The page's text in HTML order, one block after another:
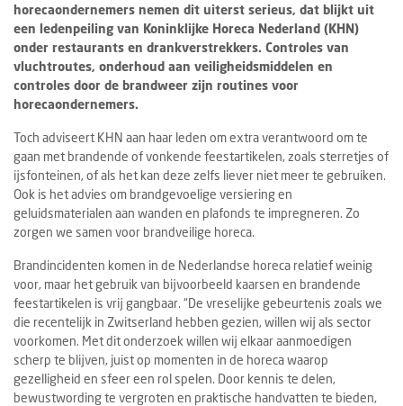
horecaondernemers nemen dit uiterst serieus, dat blijkt uit
een ledenpeiling van Koninklijke Horeca Nederland (KHN)
onder restaurants en drankverstrekkers. Controles van
vluchtroutes, onderhoud aan veiligheidsmiddelen en
controles door de brandweer zijn routines voor
horecaondernemers.
Toch adviseert KHN aan haar leden om extra verantwoord om te
gaan met brandende of vonkende feestartikelen, zoals sterretjes of
ijsfonteinen, of als het kan deze zelfs liever niet meer te gebruiken.
Ook is het advies om brandgevoelige versiering en
geluidsmaterialen aan wanden en plafonds te impregneren. Zo
zorgen we samen voor brandveilige horeca.
Brandincidenten komen in de Nederlandse horeca relatief weinig
voor, maar het gebruik van bijvoorbeeld kaarsen en brandende
feestartikelen is vrij gangbaar. “De vreselijke gebeurtenis zoals we
die recentelijk in Zwitserland hebben gezien, willen wij als sector
voorkomen. Met dit onderzoek willen wij elkaar aanmoedigen
scherp te blijven, juist op momenten in de horeca waarop
gezelligheid en sfeer een rol spelen. Door kennis te delen,
bewustwording te vergroten en praktische handvatten te bieden,